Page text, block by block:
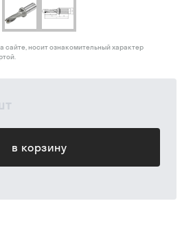
в корзину
сайте, носит ознакомительный характер